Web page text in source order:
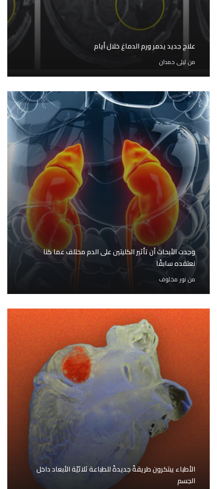
علاج جديد يدمر ورم الدماغ خلال أيام
من ليلى حمدان
وجدت الأبحاث أن تأثير الكليتين على الدم مختلف عما كنا
نعتقده سابقًا
من نور مخلوف
الأطباء يبتكرون طريقةً جديدةً للطباعة ثلاثيّة الأبعاد داخل
الجسم